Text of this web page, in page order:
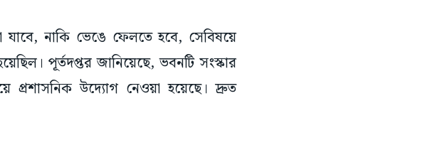
যাবে, নাকি ভেঙে ফেলতে হবে, সেবিষয়ে
পূর্তদপ্তর জানিয়েছে, ভবনটি সংস্কার
প্রশাসনিক উদ্যোগ নেওয়া হয়েছে। দ্রুত